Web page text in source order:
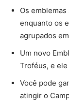
Os
enquanto os
agrupados
Um novo
Troféus, e
Você pode
atingir o